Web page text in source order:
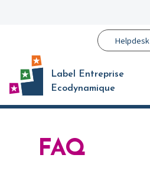
Helpdesk
Label Entreprise
Ecodynamique
FAQ